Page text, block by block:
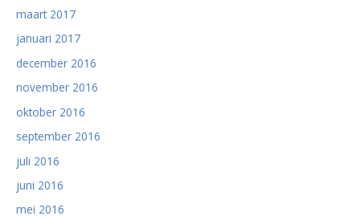
maart 2017
januari 2017
december 2016
november 2016
oktober 2016
september 2016
juli 2016
juni 2016
mei 2016